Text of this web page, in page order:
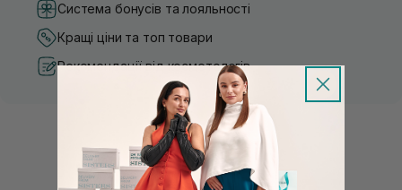
Система бонусів та лояльності
Кращі ціни та топ товари
Рекомендації від косметологів